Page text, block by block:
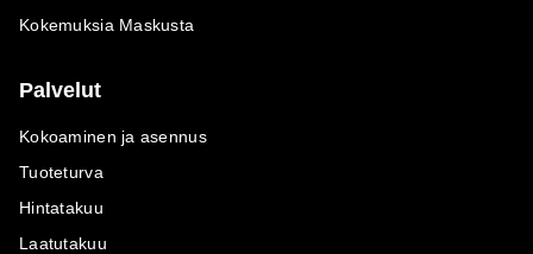
Kokemuksia Maskusta
Palvelut
Kokoaminen ja asennus
Tuoteturva
Hintatakuu
Laatutakuu